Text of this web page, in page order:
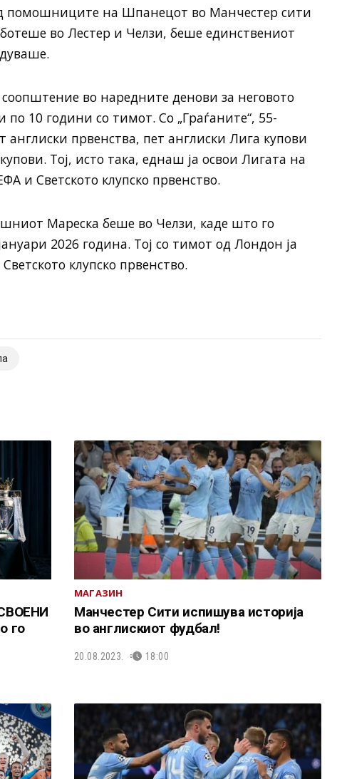
помошниците на Шпанецот во Манчестер сити
во Лестер и Челзи, беше единствениот
во наредните денови за неговото
10 години со тимот. Со „Граѓаните“, 55-
првенства, пет англиски Лига купови
Тој, исто така, еднаш ја освои Лигата на
и Светското клупско првенство.
Мареска беше во Челзи, каде што го
2026 година. Тој со тимот од Лондон ја
клупско првенство.
го
МАГАЗИН
Манчестер Сити испишува историја
во англискиот фудбал!
20.08.2023. 18:00